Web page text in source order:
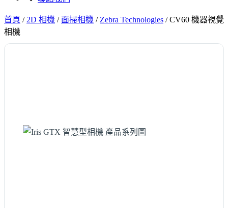
首頁 / 2D 相機 / 面掃相機 / Zebra Technologies /CV60 機器視覺
相機